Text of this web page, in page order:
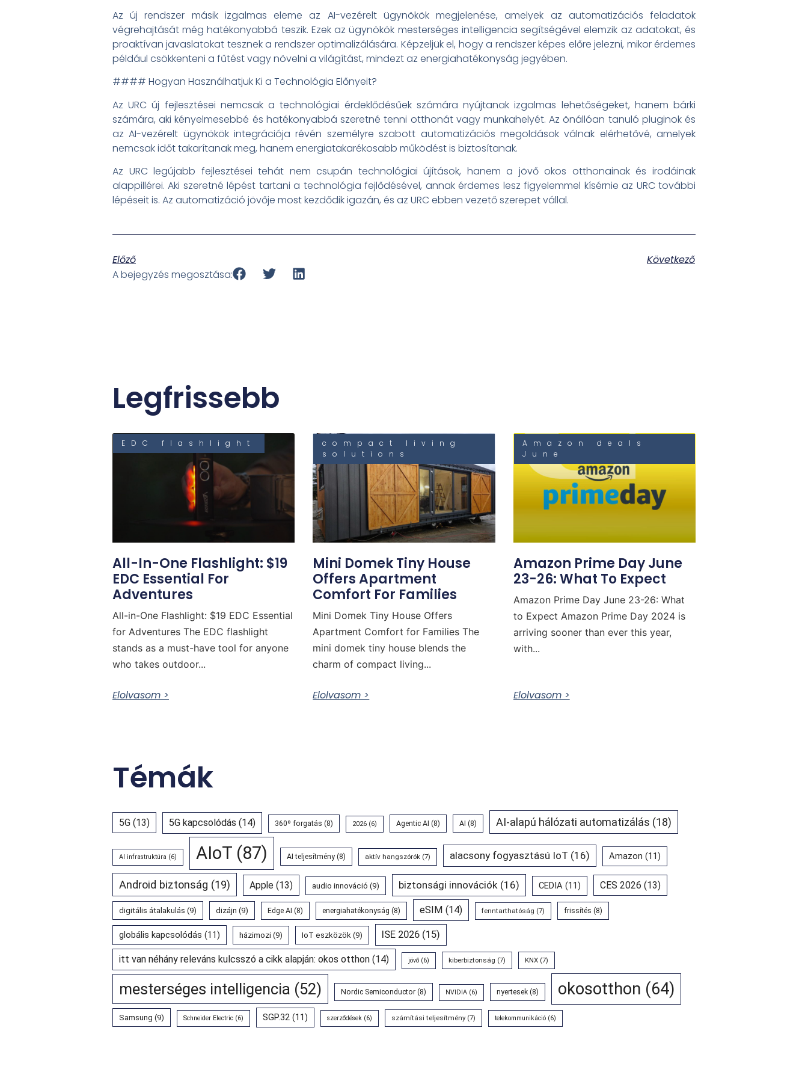
Az új rendszer másik izgalmas eleme az AI-vezérelt ügynökök megjelenése, amelyek az automatizációs feladatok
végrehajtását még hatékonyabbá teszik. Ezek az ügynökök mesterséges intelligencia segítségével elemzik az adatokat, és
proaktívan javaslatokat tesznek a rendszer optimalizálására. Képzeljük el, hogy a rendszer képes előre jelezni, mikor érdemes
például csökkenteni a fűtést vagy növelni a világítást, mindezt az energiahatékonyság jegyében.
#### Hogyan Használhatjuk Ki a Technológia Előnyeit?
Az URC új fejlesztései nemcsak a technológiai érdeklődésűek számára nyújtanak izgalmas lehetőségeket, hanem bárki
számára, aki kényelmesebbé és hatékonyabbá szeretné tenni otthonát vagy munkahelyét. Az önállóan tanuló pluginok és
az AI-vezérelt ügynökök integrációja révén személyre szabott automatizációs megoldások válnak elérhetővé, amelyek
nemcsak időt takarítanak meg, hanem energiatakarékosabb működést is biztosítanak.
Az URC legújabb fejlesztései tehát nem csupán technológiai újítások, hanem a jövő okos otthonainak és irodáinak
alappillérei. Aki szeretné lépést tartani a technológia fejlődésével, annak érdemes lesz figyelemmel kísérnie az URC további
lépéseit is. Az automatizáció jövője most kezdődik igazán, és az URC ebben vezető szerepet vállal.
Előző
Következő
A bejegyzés megosztása:
Legfrissebb
EDC flashlight
All-In-One Flashlight: $19
EDC Essential For
Adventures
All-in-One Flashlight: $19 EDC Essential
for Adventures The EDC flashlight
stands as a must-have tool for anyone
who takes outdoor...
Elolvasom >
compact living
solutions
Mini Domek Tiny House
Offers Apartment
Comfort For Families
Mini Domek Tiny House Offers
Apartment Comfort for Families The
mini domek tiny house blends the
charm of compact living...
Elolvasom >
Amazon deals
June
Amazon Prime Day June
23-26: What To Expect
Amazon Prime Day June 23-26: What
to Expect Amazon Prime Day 2024 is
arriving sooner than ever this year,
with...
Elolvasom >
Témák
5G (13) 5G kapcsolódás (14) 360º forgatás (8) 2026 (6) Agentic AI (8) AI (8) AI-alapú hálózati automatizálás (18)
AI infrastruktúra (6) AIoT (87) AI teljesítmény (8) aktív hangszórók (7) alacsony fogyasztású IoT (16) Amazon (11)
Android biztonság (19) Apple (13) audio innováció (9) biztonsági innovációk (16) CEDIA (11) CES 2026 (13)
digitális átalakulás (9) dizájn (9) Edge AI (8) energiahatékonyság (8) eSIM (14) fenntarthatóság (7) frissítés (8)
globális kapcsolódás (11) házimozi (9) IoT eszközök (9) ISE 2026 (15)
itt van néhány releváns kulcsszó a cikk alapján: okos otthon (14) jövő (6) kiberbiztonság (7) KNX (7)
mesterséges intelligencia (52) Nordic Semiconductor (8) NVIDIA (6) nyertesek (8) okosotthon (64)
Samsung (9) Schneider Electric (6) SGP.32 (11) szerződések (6) számítási teljesítmény(7) telekommunikáció (6)